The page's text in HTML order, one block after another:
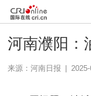
河南濮阳：
来源： 河南日报 |